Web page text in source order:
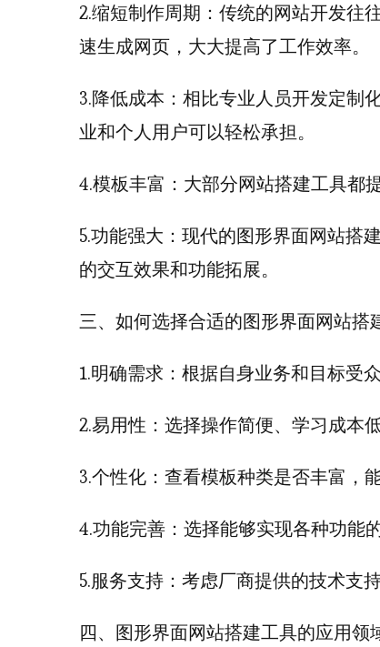
2.缩短制作周期：传统的网站开发往
速生成网页，大大提高了工作效率。
3.降低成本：相比专业人员开发定制
业和个人用户可以轻松承担。
4.模板丰富：大部分网站搭建工具都
5.功能强大：现代的图形界面网站搭
的交互效果和功能拓展。
三、如何选择合适的图形界面网站搭
1.明确需求：根据自身业务和目标受
2.易用性：选择操作简便、学习成本低
3.个性化：查看模板种类是否丰富，
4.功能完善：选择能够实现各种功能
5.服务支持：考虑厂商提供的技术支
四、图形界面网站搭建工具的应用领